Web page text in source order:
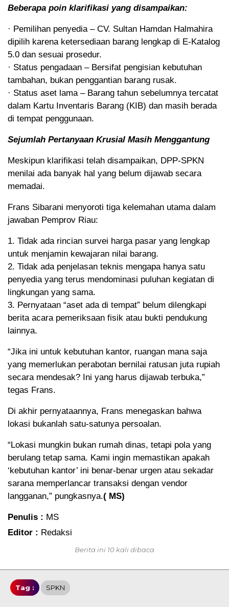
Beberapa poin klarifikasi yang disampaikan:
· Pemilihan penyedia – CV. Sultan Hamdan Halmahira
dipilih karena ketersediaan barang lengkap di E-Katalog
5.0 dan sesuai prosedur.
· Status pengadaan – Bersifat pengisian kebutuhan
tambahan, bukan penggantian barang rusak.
· Status aset lama – Barang tahun sebelumnya tercatat
dalam Kartu Inventaris Barang (KIB) dan masih berada
di tempat penggunaan.
Sejumlah Pertanyaan Krusial Masih Menggantung
Meskipun klarifikasi telah disampaikan, DPP-SPKN
menilai ada banyak hal yang belum dijawab secara
memadai.
Frans Sibarani menyoroti tiga kelemahan utama dalam
jawaban Pemprov Riau:
1. Tidak ada rincian survei harga pasar yang lengkap
untuk menjamin kewajaran nilai barang.
2. Tidak ada penjelasan teknis mengapa hanya satu
penyedia yang terus mendominasi puluhan kegiatan di
lingkungan yang sama.
3. Pernyataan “aset ada di tempat” belum dilengkapi
berita acara pemeriksaan fisik atau bukti pendukung
lainnya.
“Jika ini untuk kebutuhan kantor, ruangan mana saja
yang memerlukan perabotan bernilai ratusan juta rupiah
secara mendesak? Ini yang harus dijawab terbuka,”
tegas Frans.
Di akhir pernyataannya, Frans menegaskan bahwa
lokasi bukanlah satu-satunya persoalan.
“Lokasi mungkin bukan rumah dinas, tetapi pola yang
berulang tetap sama. Kami ingin memastikan apakah
‘kebutuhan kantor’ ini benar-benar urgen atau sekadar
sarana memperlancar transaksi dengan vendor
langganan,” pungkasnya.( MS)
Penulis : MS
Editor : Redaksi
Berita ini 10 kali dibaca
Tag : SPKN